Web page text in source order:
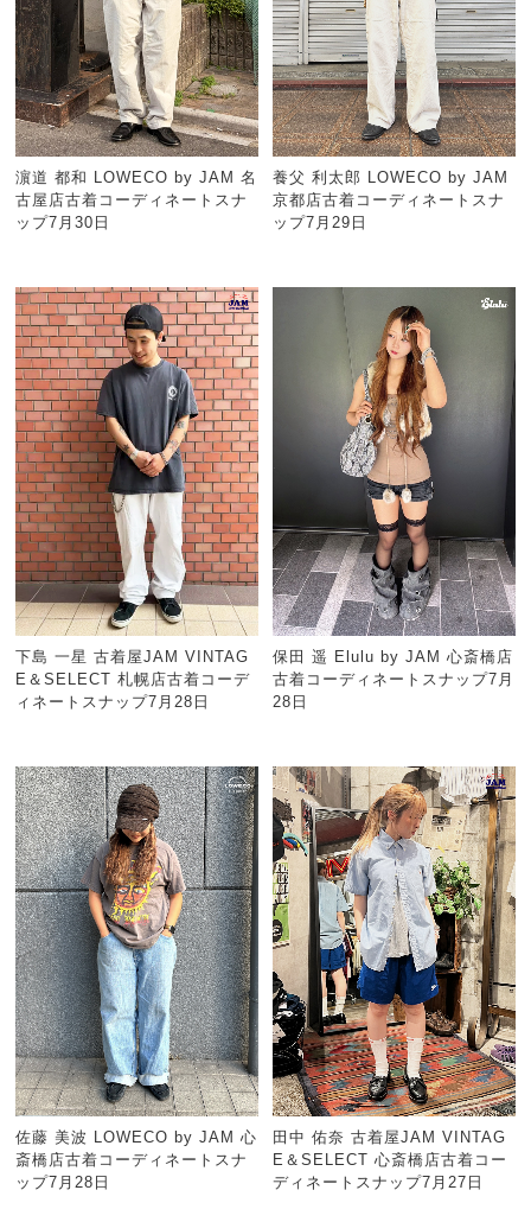
濵道 都和 LOWECO by JAM 名
古屋店古着コーディネートスナ
ップ7月30日
養父 利太郎 LOWECO by JAM
京都店古着コーディネートスナ
ップ7月29日
下島 一星 古着屋JAM VINTAG
E＆SELECT 札幌店古着コーデ
ィネートスナップ7月28日
保田 遥 Elulu by JAM 心斎橋店
古着コーディネートスナップ7月
28日
佐藤 美波 LOWECO by JAM 心
斎橋店古着コーディネートスナ
ップ7月28日
田中 佑奈 古着屋JAM VINTAG
E＆SELECT 心斎橋店古着コー
ディネートスナップ7月27日